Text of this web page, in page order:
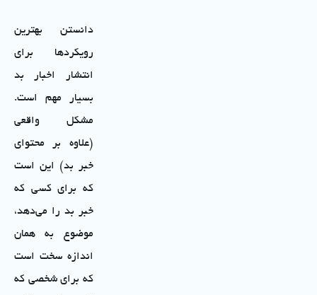
دانستن بهترین
رویکردها برای
انتشار اخبار بد
بسیار مهم است.
مشکل واقعی
(علاوه بر محتوای
خبر بد) این است
که برای کسی که
خبر بد را می‌دهد،
موضوع به همان
اندازه سخت است
که برای شخصی که